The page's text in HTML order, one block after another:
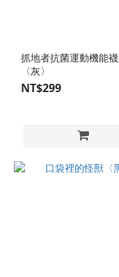
抓地者抗菌運動機能襪
〈灰〉
NT$299